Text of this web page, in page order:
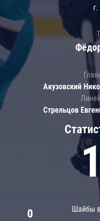
Шайбы
0
Акузовский
Стрельцов